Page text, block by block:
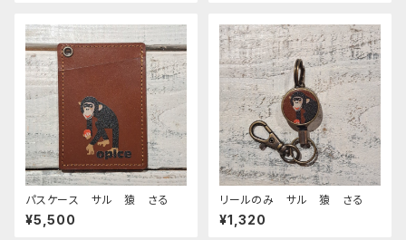
パスケース サル 猿 さる
¥5,500
リールのみ サル 猿 さる
¥1,320